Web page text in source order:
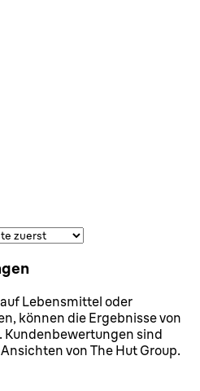
Lebensmittel oder
können die Ergebnisse von
Kundenbewertungen sind
von The Hut Group.